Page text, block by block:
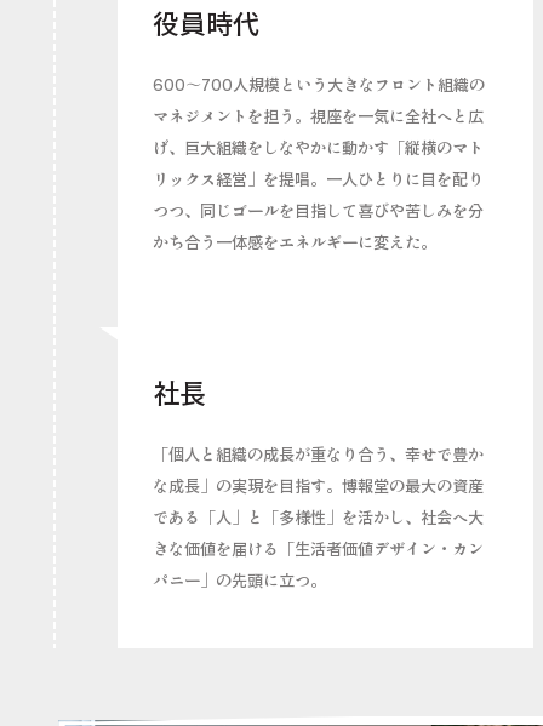
役員時代
600〜700人規模という大きなフロント組織の
マネジメントを担う。視座を一気に全社へと広
げ、巨大組織をしなやかに動かす「縦横のマト
リックス経営」を提唱。一人ひとりに目を配り
つつ、同じゴールを目指して喜びや苦しみを分
かち合う一体感をエネルギーに変えた。
社長
「個人と組織の成長が重なり合う、幸せで豊か
な成長」の実現を目指す。博報堂の最大の資産
である「人」と「多様性」を活かし、社会へ大
きな価値を届ける「生活者価値デザイン・カン
パニー」の先頭に立つ。